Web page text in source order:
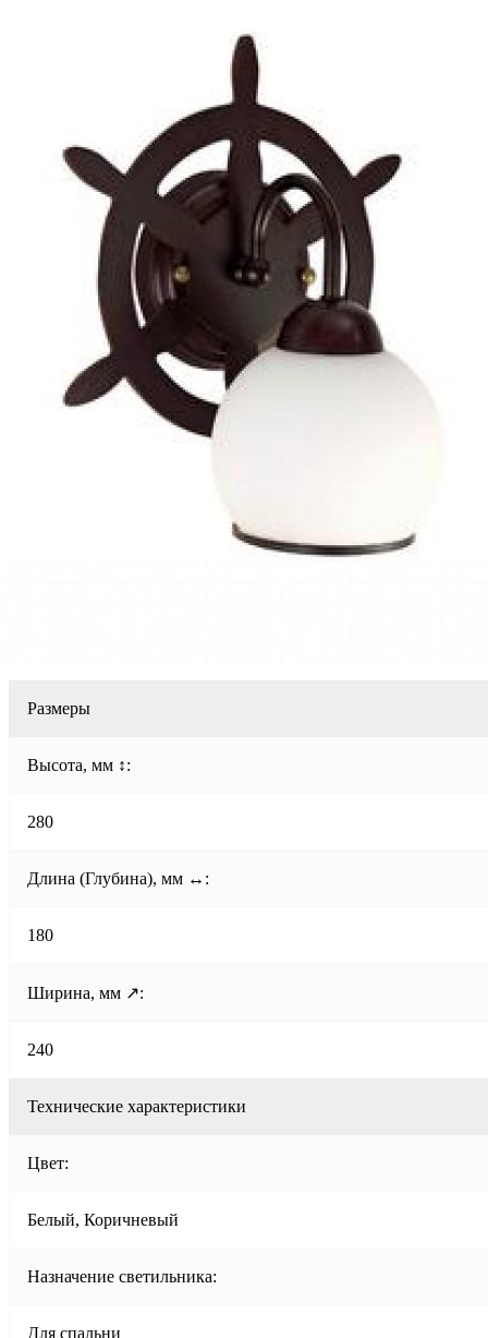
Размеры
Высота, мм ↕:
280
Длина (Глубина), мм ↔:
180
Ширина, мм ↗:
240
Технические характеристики
Цвет:
Белый, Коричневый
Назначение светильника:
Для спальни